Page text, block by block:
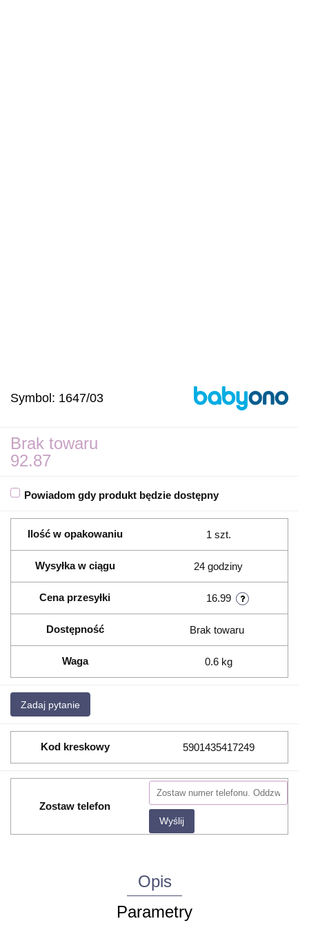
Symbol: 1647/03
Brak towaru
92.87
Powiadom gdy produkt będzie dostępny
Ilość w opakowaniu 1 szt.
Wysyłka w ciągu 24 godziny
Cena przesyłki 16.99
Dostępność Brak towaru
Waga 0.6 kg
Zadaj pytanie
Kod kreskowy 5901435417249
Zostaw telefon
Wyślij
Opis
Parametry